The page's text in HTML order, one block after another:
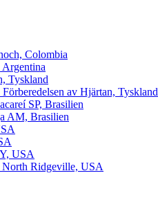
Colombia
Tyskland
av Hjärtan, Tyskland
SP, Brasilien
AM, Brasilien
USA
Ridgeville, USA